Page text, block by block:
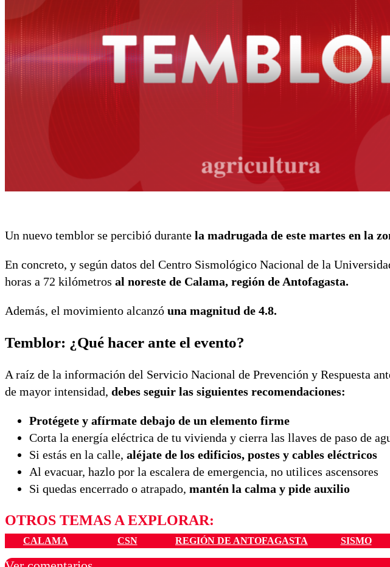
Un nuevo temblor se percibió durante la madrugada de este martes en la
En concreto, y según datos del Centro Sismológico Nacional de la
horas a 72 kilómetros al noreste de Calama, región de Antofagasta.
Además, el movimiento alcanzó una magnitud de 4.8.
Temblor: ¿Qué hacer ante el evento?
A raíz de la información del Servicio Nacional de Prevención y Respuesta
de mayor intensidad, debes seguir las siguientes recomendaciones:
Protégete y afírmate debajo de un elemento firme
Corta la energía eléctrica de tu vivienda y cierra las llaves de paso de
Si estás en la calle, aléjate de los edificios, postes y cables eléctricos
Al evacuar, hazlo por la escalera de emergencia, no utilices ascensores
Si quedas encerrado o atrapado, mantén la calma y pide auxilio
OTROS TEMAS A EXPLORAR:
CALAMA CSN REGIÓN DE ANTOFAGASTA SISMO